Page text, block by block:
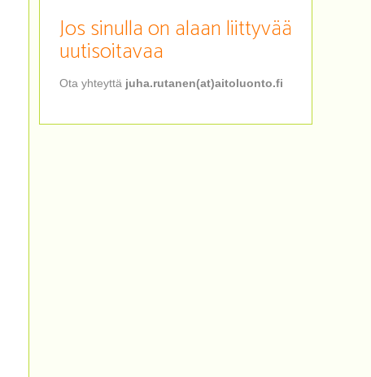
Jos sinulla on alaan liittyvää
uutisoitavaa
Ota yhteyttä juha.rutanen(at)aitoluonto.fi